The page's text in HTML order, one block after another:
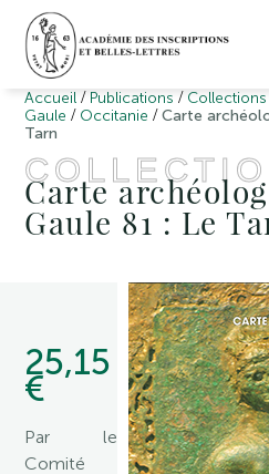
Accueil / Publications / Collections
Gaule / Occitanie /Carte
Tarn
Carte
Gaule 81 : Le
25,15
€
Par le
Comité